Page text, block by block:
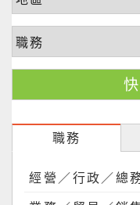
職務
經營／行政／總